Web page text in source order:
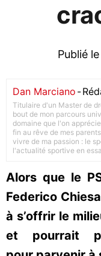
Publié
Dan Marciano -
Titulaire d'un Master de
bout de mon parcours
domaine que l'on
fin au rêve de mes
vivre de ma passion : le
l'actualité sportive en
Alors que le
Federico
à s’offrir le
et pourrait